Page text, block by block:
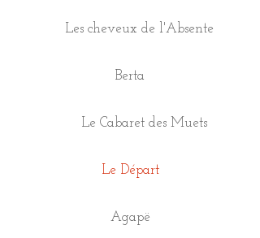
Les cheveux de l'Absente
Berta
Le Cabaret des Muets
Le Départ
Agapë